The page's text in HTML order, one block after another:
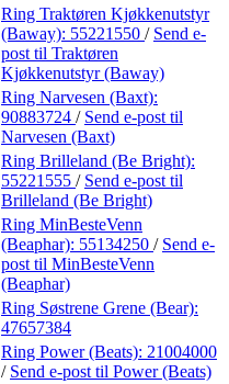
Ring Traktøren Kjøkkenutstyr
(Baway): 55221550 / Send e-
post til Traktøren
Kjøkkenutstyr (Baway)
Ring Narvesen (Baxt):
90883724 / Send e-post til
Narvesen (Baxt)
Ring Brilleland (Be Bright):
55221555 / Send e-post til
Brilleland (Be Bright)
Ring MinBesteVenn
(Beaphar): 55134250 / Send e-
post til MinBesteVenn
(Beaphar)
Ring Søstrene Grene (Bear):
47657384
Ring Power (Beats): 21004000
/ Send e-post til Power (Beats)